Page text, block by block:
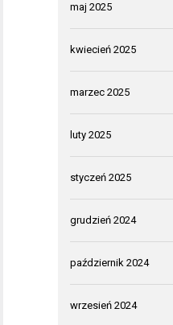
maj 2025
kwiecień 2025
marzec 2025
luty 2025
styczeń 2025
grudzień 2024
październik 2024
wrzesień 2024